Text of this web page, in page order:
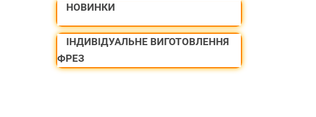
НОВИНКИ
ІНДИВІДУАЛЬНЕ ВИГОТОВЛЕННЯ
ФРЕЗ